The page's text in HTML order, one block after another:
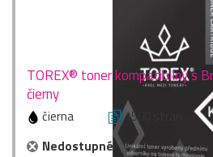
TOREX® toner kompatibilný s
čierny
čierna 1500 stran
Nedostupné